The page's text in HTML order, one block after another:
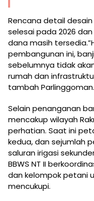
Rencana detail
selesai pada 2026
dana masih
pembangunan ini,
sebelumnya tidak
rumah dan
tambah Parlinggoman.
Selain penanganan
mencakup wilayah
perhatian. Saat ini
kedua, dan sejumlah
saluran irigasi
BBWS NT II
dan kelompok petani
mencukupi.